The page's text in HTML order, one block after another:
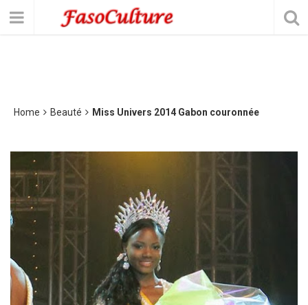
Home Beauté Miss Univers 2014 Gabon couronnée